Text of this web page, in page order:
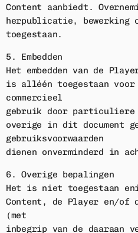
Content aanbiedt.
herpublicatie,
toegestaan.
5. Embedden
Het embedden van de
is alléén toegestaan
commercieel
gebruik door particuliere
overige in dit document
gebruiksvoorwaarden
dienen onverminderd in
6. Overige bepalingen
Het is niet toegestaan
Content, de Player en/of
(met
inbegrip van de daaraan